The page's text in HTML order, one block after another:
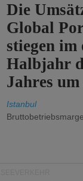
Die
Global
stiegen im
Halbjahr
Jahres
Istanbul